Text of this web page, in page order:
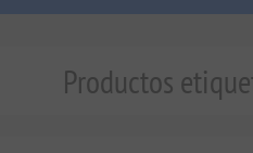
Productos